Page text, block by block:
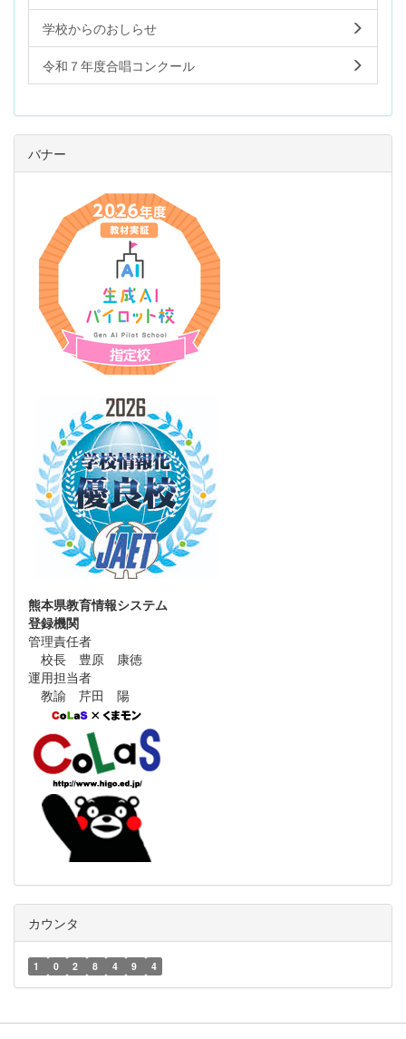
学校からのおしらせ
令和７年度合唱コンクール
バナー
熊本県教育情報システム
登録機関
管理責任者
校長 豊原 康徳
運用担当者
教諭 芹田 陽
カウンタ
1 0 2 8 4 9 4